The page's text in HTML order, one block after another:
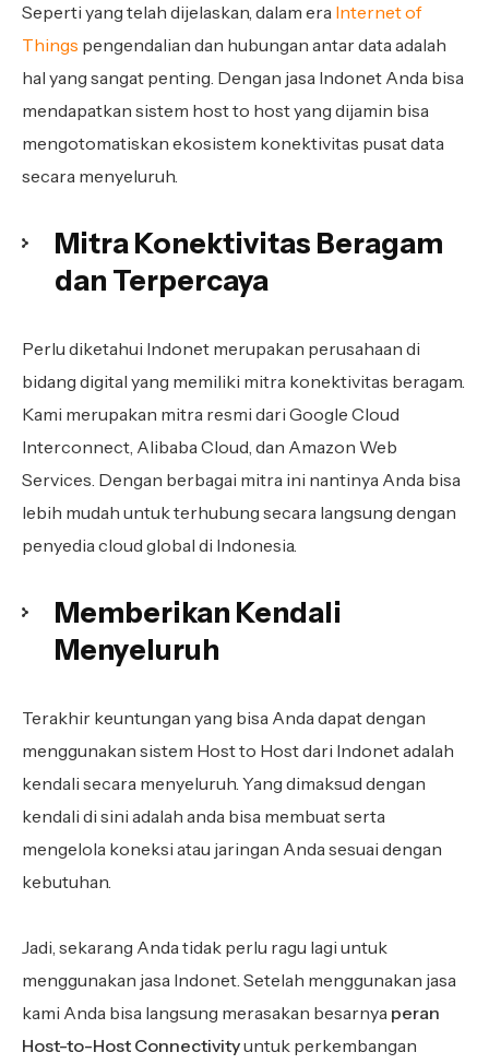
Seperti yang telah dijelaskan, dalam era Internet of
Things pengendalian dan hubungan antar data adalah
hal yang sangat penting. Dengan jasa Indonet Anda bisa
mendapatkan sistem host to host yang dijamin bisa
mengotomatiskan ekosistem konektivitas pusat data
secara menyeluruh.
Mitra Konektivitas Beragam
dan Terpercaya
Perlu diketahui Indonet merupakan perusahaan di
bidang digital yang memiliki mitra konektivitas beragam.
Kami merupakan mitra resmi dari Google Cloud
Interconnect, Alibaba Cloud, dan Amazon Web
Services. Dengan berbagai mitra ini nantinya Anda bisa
lebih mudah untuk terhubung secara langsung dengan
penyedia cloud global di Indonesia.
Memberikan Kendali
Menyeluruh
Terakhir keuntungan yang bisa Anda dapat dengan
menggunakan sistem Host to Host dari Indonet adalah
kendali secara menyeluruh. Yang dimaksud dengan
kendali di sini adalah anda bisa membuat serta
mengelola koneksi atau jaringan Anda sesuai dengan
kebutuhan.
Jadi, sekarang Anda tidak perlu ragu lagi untuk
menggunakan jasa Indonet. Setelah menggunakan jasa
kami Anda bisa langsung merasakan besarnya peran
Host-to-Host Connectivityuntuk perkembangan